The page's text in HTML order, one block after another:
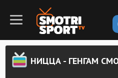
НИЦЦА - ГЕНГАМ